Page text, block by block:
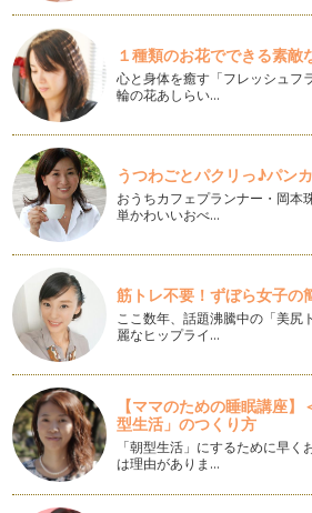
塩にこだわってみよう
こんにちは、アクティブ野菜ソムリエ
に入り、あっという間に立夏…
だしを簡単に使おう！
こんにちは、アクティブ野菜ソムリエ
も咲き、季節は春になりました！ …
紫キャベツを楽しもう♪
梅の花が咲き、春が近づいているのを
は、アクティブ野菜ソムリエの岩本香…
冬の優れ野菜「芽キャベツ」
こんにちは！ アクティブ野菜ソムリ
年間の執筆に引き続き、月に一回…
「野菜ぎらい」はなぜ、生まれる？
こんにちは、アクティブ野菜ソムリエ
年を迎えられ、大切な家族と素敵な時…
親子で野菜のブーケを作ろう♪
こんにちは！ アクティブ野菜ソムリ
たち…
１種類のお花でできる素敵
心と身体を癒す「フレッシュフ
輪の花あしらい…
うつわごとパクリっ♪パン
おうちカフェプランナー・岡本
単かわいいおべ…
筋トレ不要！ずぼら女子の
ここ数年、話題沸騰中の「美尻
麗なヒップライ…
【ママのための睡眠講座
型生活」のつくり方
「朝型生活」にするために早
は理由がありま…